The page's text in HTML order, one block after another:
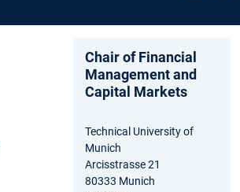
Chair of Financial
Management and
Capital Markets
Technical University of
Munich
Arcisstrasse 21
80333 Munich